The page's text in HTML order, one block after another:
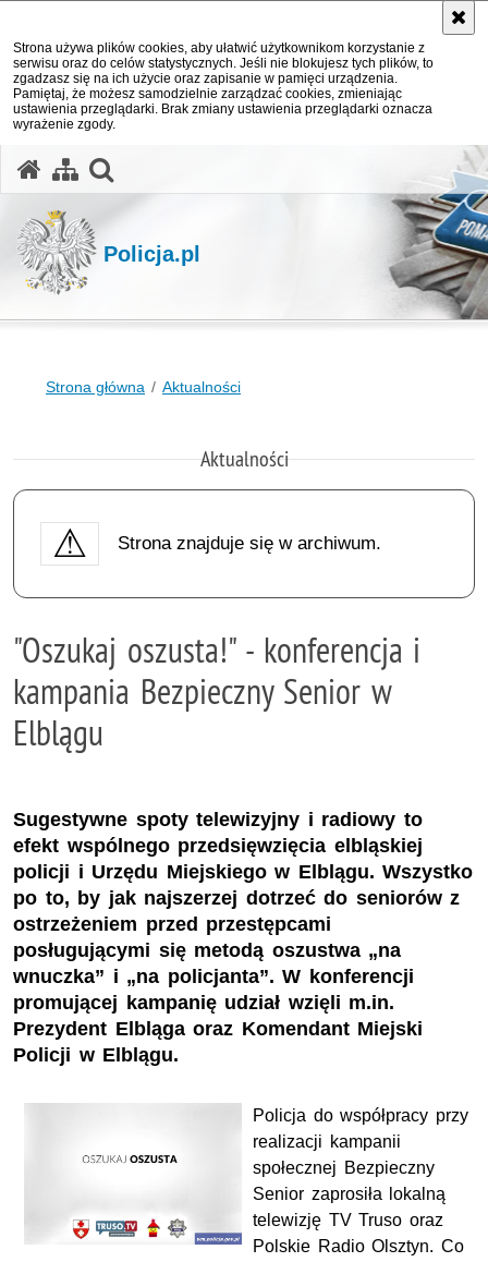
Strona używa plików cookies, aby ułatwić użytkownikom korzystanie z
serwisu oraz do celów statystycznych. Jeśli nie blokujesz tych plików, to
zgadzasz się na ich użycie oraz zapisanie w pamięci urządzenia.
Pamiętaj, że możesz samodzielnie zarządzać cookies, zmieniając
ustawienia przeglądarki. Brak zmiany ustawienia przeglądarki oznacza
wyrażenie zgody.
Policja.pl
Strona główna Aktualności
Aktualności
Strona znajduje się w archiwum.
"Oszukaj oszusta!" - konferencja i
kampania Bezpieczny Senior w
Elblągu
Sugestywne spoty telewizyjny i radiowy to
efekt wspólnego przedsięwzięcia elbląskiej
policji i Urzędu Miejskiego w Elblągu. Wszystko
po to, by jak najszerzej dotrzeć do seniorów z
ostrzeżeniem przed przestępcami
posługującymi się metodą oszustwa „na
wnuczka” i „na policjanta”. W konferencji
promującej kampanię udział wzięli m.in.
Prezydent Elbląga oraz Komendant Miejski
Policji w Elblągu.
Policja do współpracy przy
realizacji kampanii
społecznej Bezpieczny
Senior zaprosiła lokalną
telewizję TV Truso oraz
Polskie Radio Olsztyn. Co